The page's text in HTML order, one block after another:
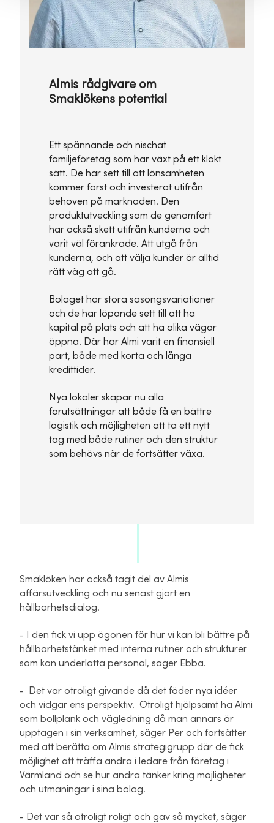
Almis rådgivare om
Smaklökens potential
Ett spännande och nischat
familjeföretag som har växt på ett klokt
sätt. De har sett till att lönsamheten
kommer först och investerat utifrån
behoven på marknaden. Den
produktutveckling som de genomfört
har också skett utifrån kunderna och
varit väl förankrade. Att utgå från
kunderna, och att välja kunder är alltid
rätt väg att gå.
Bolaget har stora säsongsvariationer
och de har löpande sett till att ha
kapital på plats och att ha olika vägar
öppna. Där har Almi varit en finansiell
part, både med korta och långa
kredittider.
Nya lokaler skapar nu alla
förutsättningar att både få en bättre
logistik och möjligheten att ta ett nytt
tag med både rutiner och den struktur
som behövs när de fortsätter växa.
Smaklöken har också tagit del av Almis
affärsutveckling och nu senast gjort en
hållbarhetsdialog.
- I den fick vi upp ögonen för hur vi kan bli bättre på
hållbarhetstänket med interna rutiner och strukturer
som kan underlätta personal, säger Ebba.
- Det var otroligt givande då det föder nya idéer
och vidgar ens perspektiv. Otroligt hjälpsamt ha Almi
som bollplank och vägledning då man annars är
upptagen i sin verksamhet, säger Per och fortsätter
med att berätta om Almis strategigrupp där de fick
möjlighet att träffa andra i ledare från företag i
Värmland och se hur andra tänker kring möjligheter
och utmaningar i sina bolag.
- Det var så otroligt roligt och gav så mycket, säger